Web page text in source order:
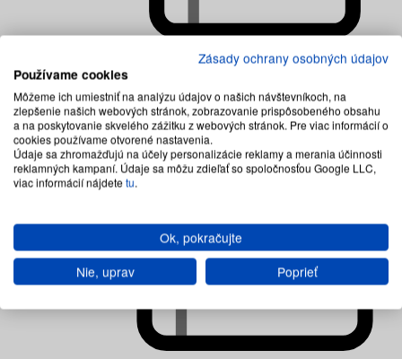
Detské matrace
Zásady ochrany osobných údajov
Používame cookies
Môžeme ich umiestniť na analýzu údajov o našich návštevníkoch, na
zlepšenie našich webových stránok, zobrazovanie prispôsobeného obsahu
a na poskytovanie skvelého zážitku z webových stránok. Pre viac informácií o
cookies používame otvorené nastavenia.
Údaje sa zhromažďujú na účely personalizácie reklamy a merania účinnosti
reklamných kampaní. Údaje sa môžu zdieľať so spoločnosťou Google LLC,
viac informácií nájdetetu.
Ok, pokračujte
Nie, uprav
Poprieť